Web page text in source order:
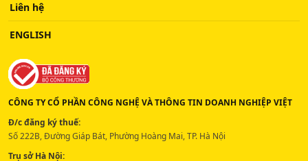
Liên hệ
ENGLISH
CÔNG TY CỔ PHẦN CÔNG NGHỆ VÀ THÔNG TIN DOANH NGHIỆP VIỆT
Đ/c đăng ký thuế:
Số 222B, Đường Giáp Bát, Phường Hoàng Mai, TP. Hà Nội
Trụ sở Hà Nội: